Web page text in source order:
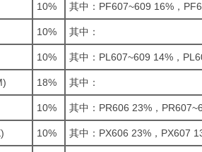
10% 其中：PF607~609 16%，
10% 其中：
10% 其中：PL607~609 14%，
18% 其中：
10% 其中：PR606 23%，
10% 其中：PX606 23%，PX607